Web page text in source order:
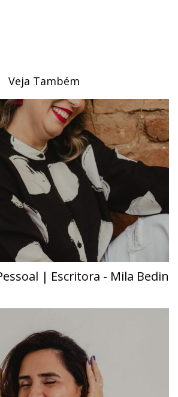
Veja Também
| Escritora - Mila Bedin